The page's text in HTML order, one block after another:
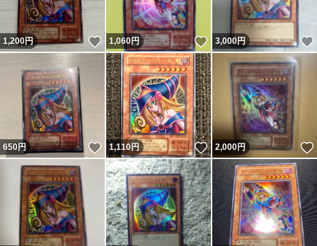
1,200円 いいね！
1,060円 いいね！
3,000円
650円 いいね！
1,110円 いいね！
2,000円